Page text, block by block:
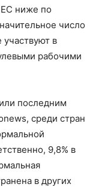
ЕС ниже по
число
в
рабочими
последним
среди стран
9,8% в
в других